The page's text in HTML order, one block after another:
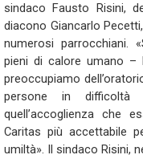
sindaco Fausto Risini,
diacono Giancarlo
numerosi parrocchiani.
pieni di calore umano –
preoccupiamo
persone in
quell’accoglienza che
Caritas più accettabile
umiltà». Il sindaco Risini,